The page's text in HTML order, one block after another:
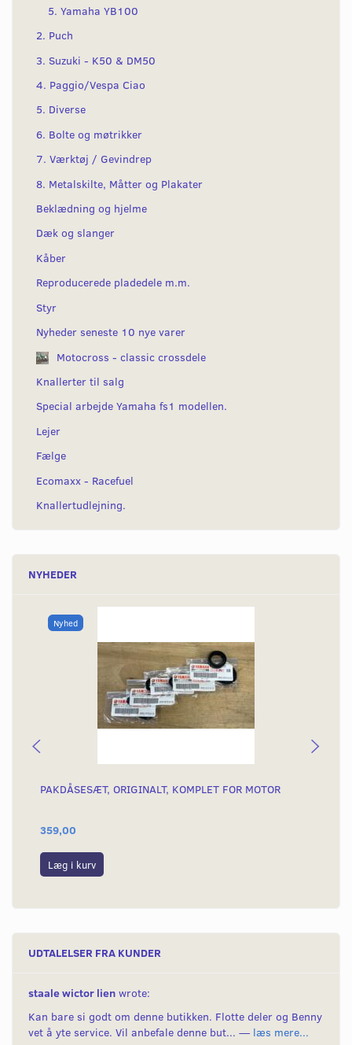
5. Yamaha YB100
2. Puch
3. Suzuki - K50 & DM50
4. Paggio/Vespa Ciao
5. Diverse
6. Bolte og møtrikker
7. Værktøj / Gevindrep
8. Metalskilte, Måtter og Plakater
Beklædning og hjelme
Dæk og slanger
Kåber
Reproducerede pladedele m.m.
Styr
Nyheder seneste 10 nye varer
Motocross - classic crossdele
Knallerter til salg
Special arbejde Yamaha fs1 modellen.
Lejer
Fælge
Ecomaxx - Racefuel
Knallertudlejning.
NYHEDER
Nyhed
PAKDÅSESÆT, ORIGINALT, KOMPLET FOR MOTOR
359,00
Læg i kurv
UDTALELSER FRA KUNDER
staale wictor lien wrote:
Kan bare si godt om denne butikken. Flotte deler og Benny
vet å yte service. Vil anbefale denne but... — læs mere...